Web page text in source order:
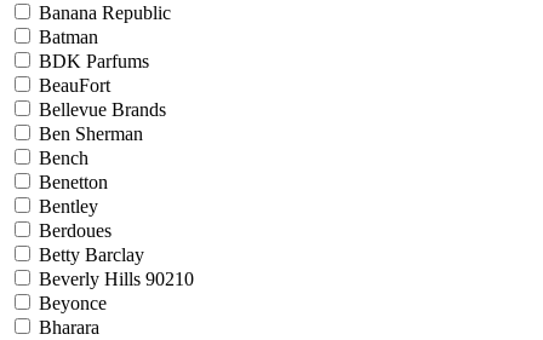
Banana Republic
Batman
BDK Parfums
BeauFort
Bellevue Brands
Ben Sherman
Bench
Benetton
Bentley
Berdoues
Betty Barclay
Beverly Hills 90210
Beyonce
Bharara